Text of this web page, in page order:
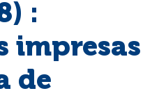
:
impresas
de